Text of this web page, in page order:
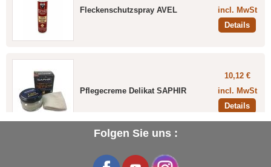
Fleckenschutzspray AVEL
incl. MwSt
Details
Pflegecreme Delikat SAPHIR
10,12 €
incl. MwSt
Details
Folgen Sie uns :